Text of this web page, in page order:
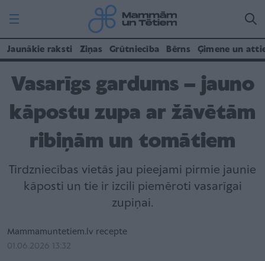
Jaunākie raksti Ziņas Grūtniecība Bērns Ģimene un
Vasarīgs gardums – jauno
kāpostu zupa ar žāvētām
ribiņām un tomātiem
Tirdzniecības vietās jau pieejami pirmie jaunie
kāposti un tie ir izcili piemēroti vasarīgai
zupiņai.
Mammamuntetiem.lv recepte
01.06.2026 13:32